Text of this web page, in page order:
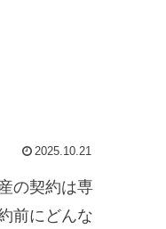
2025.10.21
の契約は専
前にどんな